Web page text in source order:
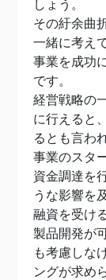
しょう。
その紆余曲
一緒に考え
事業を成功
です。
経営戦略の
に行えると
るとも言わ
事業のスタ
資金調達を
うな影響を
融資を受け
製品開発が
も考慮しな
ングが求め